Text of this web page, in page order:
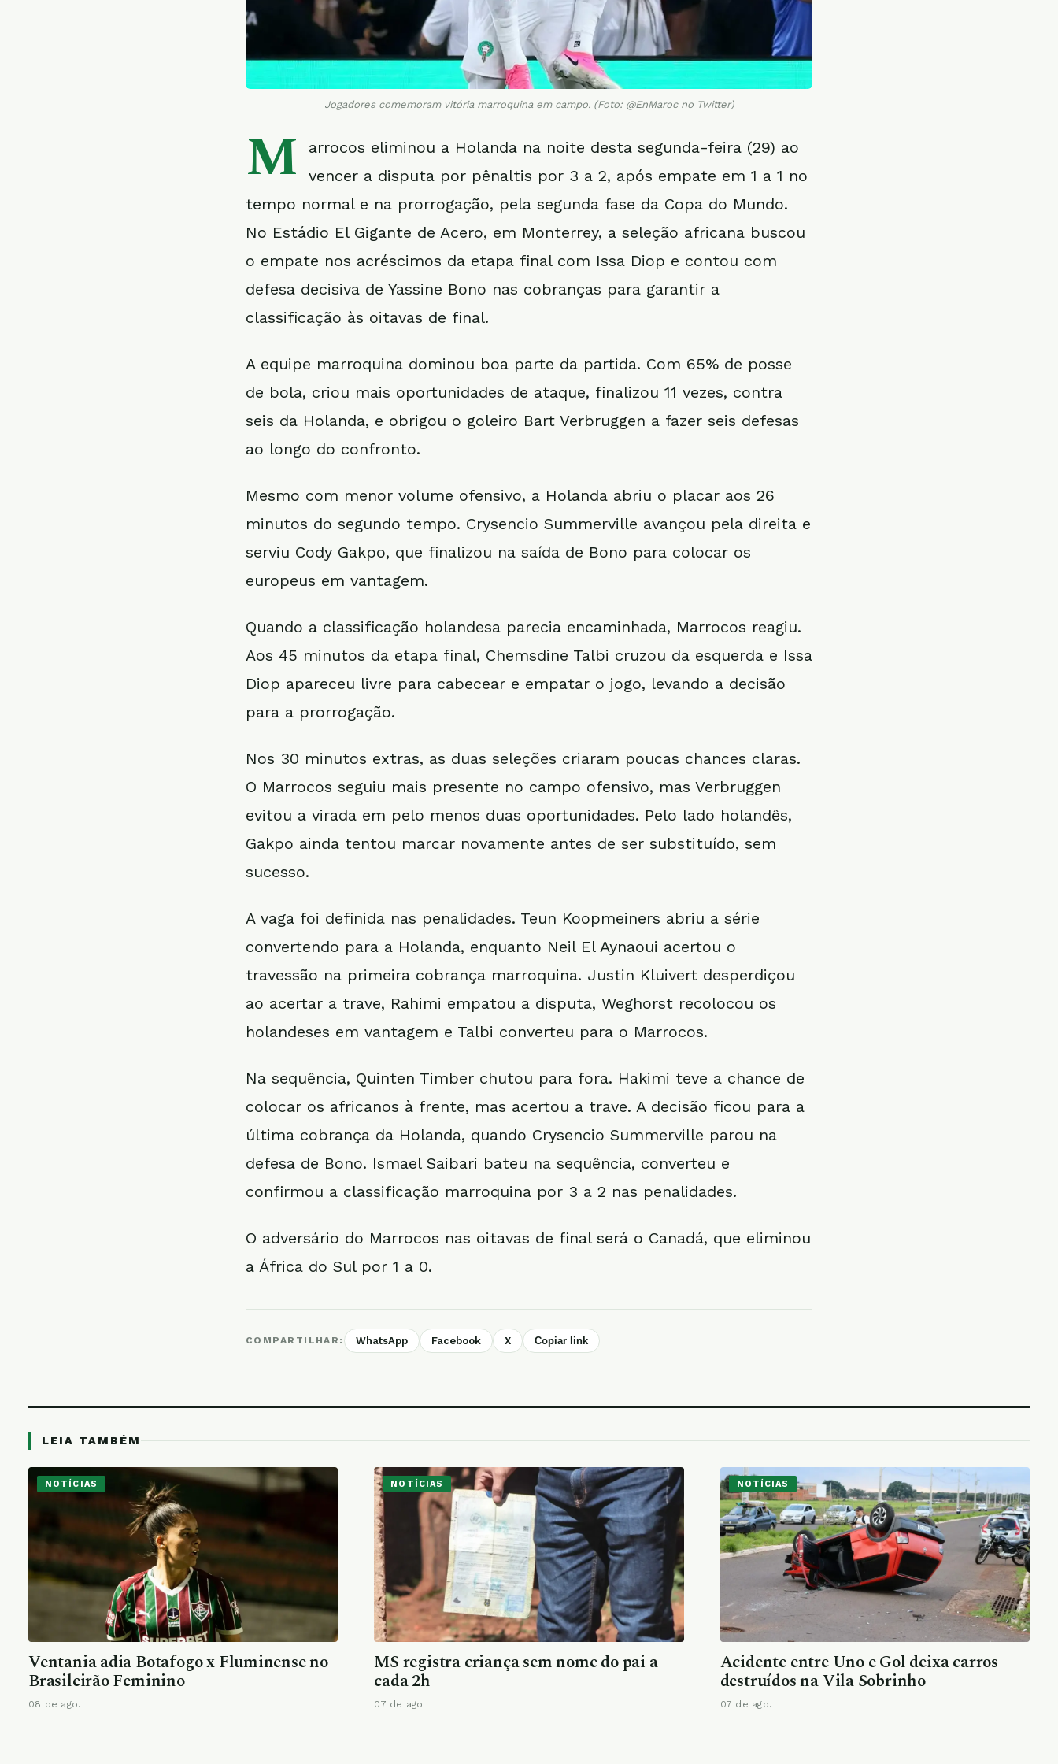
Jogadores comemoram vitória marroquina em campo. (Foto: @EnMaroc no Twitter)
M
arrocos eliminou a Holanda na noite desta segunda-feira (29) ao
vencer a disputa por pênaltis por 3 a 2, após empate em 1 a 1 no
tempo normal e na prorrogação, pela segunda fase da Copa do Mundo.
No Estádio El Gigante de Acero, em Monterrey, a seleção africana buscou
o empate nos acréscimos da etapa final com Issa Diop e contou com
defesa decisiva de Yassine Bono nas cobranças para garantir a
classificação às oitavas de final.
A equipe marroquina dominou boa parte da partida. Com 65% de posse
de bola, criou mais oportunidades de ataque, finalizou 11 vezes, contra
seis da Holanda, e obrigou o goleiro Bart Verbruggen a fazer seis defesas
ao longo do confronto.
Mesmo com menor volume ofensivo, a Holanda abriu o placar aos 26
minutos do segundo tempo. Crysencio Summerville avançou pela direita e
serviu Cody Gakpo, que finalizou na saída de Bono para colocar os
europeus em vantagem.
Quando a classificação holandesa parecia encaminhada, Marrocos reagiu.
Aos 45 minutos da etapa final, Chemsdine Talbi cruzou da esquerda e Issa
Diop apareceu livre para cabecear e empatar o jogo, levando a decisão
para a prorrogação.
Nos 30 minutos extras, as duas seleções criaram poucas chances claras.
O Marrocos seguiu mais presente no campo ofensivo, mas Verbruggen
evitou a virada em pelo menos duas oportunidades. Pelo lado holandês,
Gakpo ainda tentou marcar novamente antes de ser substituído, sem
sucesso.
A vaga foi definida nas penalidades. Teun Koopmeiners abriu a série
convertendo para a Holanda, enquanto Neil El Aynaoui acertou o
travessão na primeira cobrança marroquina. Justin Kluivert desperdiçou
ao acertar a trave, Rahimi empatou a disputa, Weghorst recolocou os
holandeses em vantagem e Talbi converteu para o Marrocos.
Na sequência, Quinten Timber chutou para fora. Hakimi teve a chance de
colocar os africanos à frente, mas acertou a trave. A decisão ficou para a
última cobrança da Holanda, quando Crysencio Summerville parou na
defesa de Bono. Ismael Saibari bateu na sequência, converteu e
confirmou a classificação marroquina por 3 a 2 nas penalidades.
O adversário do Marrocos nas oitavas de final será o Canadá, que eliminou
a África do Sul por 1 a 0.
COMPARTILHAR: WhatsApp Facebook X Copiar link
LEIA TAMBÉM
NOTÍCIAS
Ventania adia Botafogo x Fluminense no
Brasileirão Feminino
08 de ago.
NOTÍCIAS
MS registra criança sem nome do pai a
cada 2h
07 de ago.
NOTÍCIAS
Acidente entre Uno e Gol deixa carros
destruídos na Vila Sobrinho
07 de ago.